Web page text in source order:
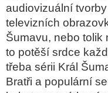
audiovizuální
televizních
Šumavu, nebo tolik
to potěší srdce
třeba sérii Král
Bratři a populární